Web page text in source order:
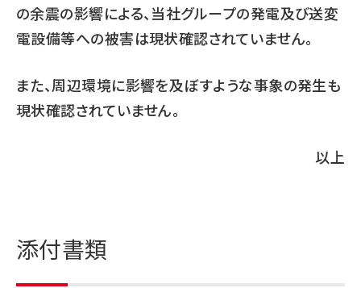
の余震の影響による、当社グループの発電及び送変
電設備等への被害は現状確認されていません。
また、周辺環境に影響を及ぼすような事象の発生も
現状確認されていません。
以上
添付書類